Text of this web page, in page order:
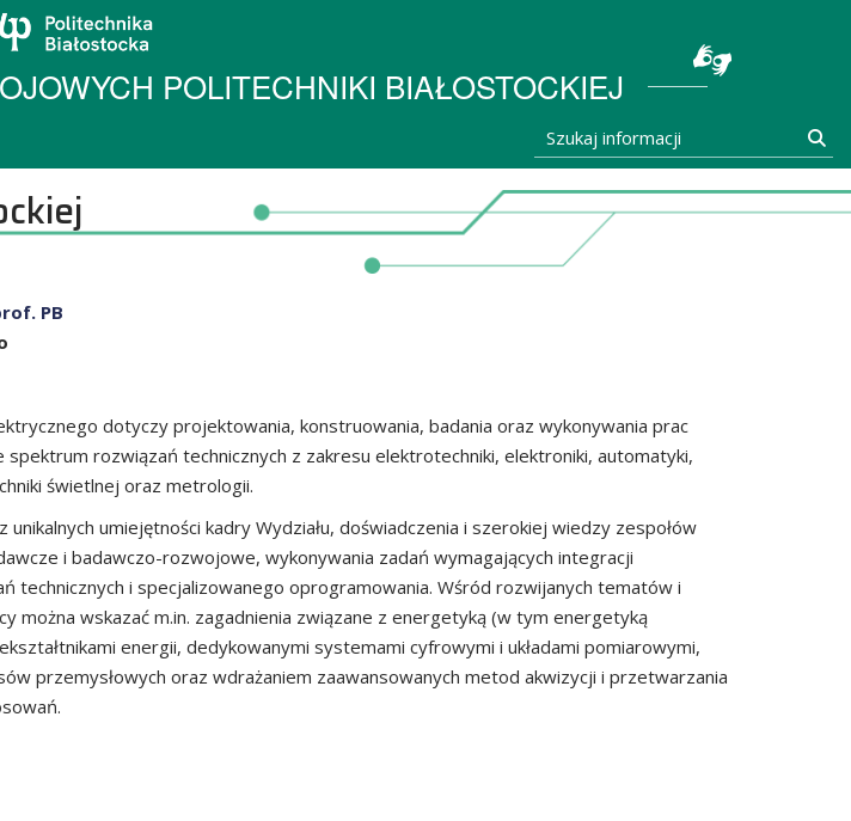
POLITECHNIKI BIAŁOSTOCKIEJ
Szukaj informacji
PB
dotyczy projektowania, konstruowania, badania oraz wykonywania prac
spektrum rozwiązań technicznych z zakresu elektrotechniki, elektroniki, automatyki,
świetlnej oraz metrologii.
umiejętności kadry Wydziału, doświadczenia i szerokiej wiedzy zespołów
i badawczo-rozwojowe, wykonywania zadań wymagających integracji
technicznych i specjalizowanego oprogramowania. Wśród rozwijanych tematów i
można wskazać m.in. zagadnienia związane z energetyką (w tym energetyką
energii, dedykowanymi systemami cyfrowymi i układami pomiarowymi,
przemysłowych oraz wdrażaniem zaawansowanych metod akwizycji i przetwarzania